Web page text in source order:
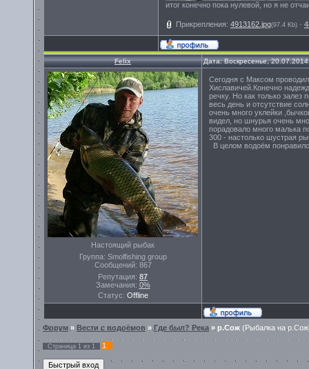
итог конечно пока нулевой, но я не
Прикрепления: 4913162.jpg(97.4 Kb) ·
Felix Дата: Воскресенье,
Настоящий рыбак
Группа: Smolfishing group
Сообщений: 867
Репутация: 87
Замечания: 0%
Статус: Offline
Сегодня с Максом
Хиславичей.Конечно
речку. Но как только
весь день и отсутствие
очень много уклейки
видел, но шнурья очень
порадовало много малька
300 - настолько шустрая
В целом водоём
Форум» Вести с водоёмов »Где был? Река »р.Сож (Рыбалка на
Страница 1 из 1 1